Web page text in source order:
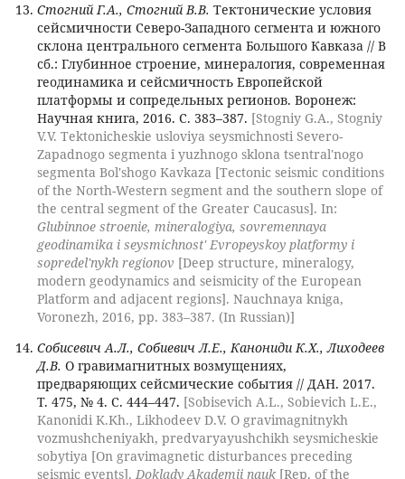
Стогний Г.А., Стогний В.В. Тектонические условия
сейсмичности Северо-Западного сегмента и южного
склона центрального сегмента Большого Кавказа // В
сб.: Глубинное строение, минералогия, современная
геодинамика и сейсмичность Европейской
платформы и сопредельных регионов. Воронеж:
Научная книга, 2016. С. 383–387. [Stogniy G.A., Stogniy
V.V. Tektonicheskie usloviya seysmichnosti Severo-
Zapadnogo segmenta i yuzhnogo sklona tsentral'nogo
segmenta Bol'shogo Kavkaza [Tectonic seismic conditions
of the North-Western segment and the southern slope of
the central segment of the Greater Caucasus]. In:
Glubinnoe stroenie, mineralogiya, sovremennaya
geodinamika i seysmichnost' Evropeyskoy platformy i
sopredel'nykh regionov [Deep structure, mineralogy,
modern geodynamics and seismicity of the European
Platform and adjacent regions]. Nauchnaya kniga,
Voronezh, 2016, pp. 383–387. (In Russian)]
Собисевич А.Л., Собиевич Л.Е., Канониди К.Х., Лиходеев
Д.В. О гравимагнитных возмущениях,
предваряющих сейсмические события // ДАН. 2017.
Т. 475, № 4. С. 444–447. [Sobisevich A.L., Sobievich L.E.,
Kanonidi K.Kh., Likhodeev D.V. O gravimagnitnykh
vozmushcheniyakh, predvaryayushchikh seysmicheskie
sobytiya [On gravimagnetic disturbances preceding
seismic events]. Doklady Akademii nauk[Rep. of the